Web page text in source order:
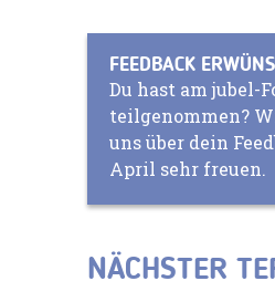
FEEDBACK
Du hast am jubel-
teilgenommen?
uns über dein
April sehr freuen.
NÄCHSTER